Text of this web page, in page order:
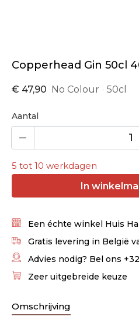
Copperhead Gin 50cl
€ 47,90 No Colour - 50cl
Aantal
5 tot 10 werkdagen
In
Een échte winkel Huis
Gratis levering in België
Advies nodig? Bel ons +32
Zeer uitgebreide keuze
Omschrijving